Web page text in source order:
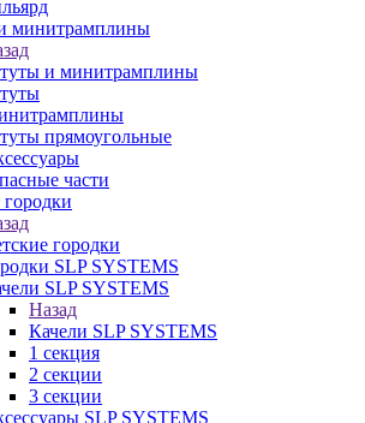
минитрамплины
и минитрамплины
прямоугольные
части
городки
городки
SLP SYSTEMS
SLP SYSTEMS
Назад
Качели SLP SYSTEMS
1 секция
2 секции
3 секции
SLP SYSTEMS